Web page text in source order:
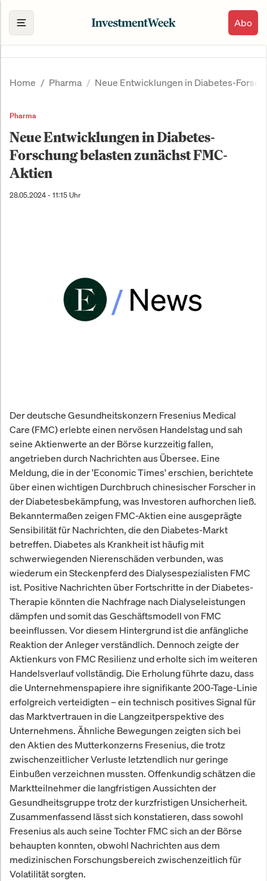
Abo
Home Pharma Neue Entwicklungen in Diabetes-
Pharma
Neue Entwicklungen in Diabetes-
Forschung belasten zunächst FMC-
Aktien
28.05.2024 - 11:15 Uhr
Der deutsche Gesundheitskonzern Fresenius Medical
Care (FMC) erlebte einen nervösen Handelstag und sah
seine Aktienwerte an der Börse kurzzeitig fallen,
angetrieben durch Nachrichten aus Übersee. Eine
Meldung, die in der 'Economic Times' erschien, berichtete
über einen wichtigen Durchbruch chinesischer Forscher in
der Diabetesbekämpfung, was Investoren aufhorchen ließ.
Bekanntermaßen zeigen FMC-Aktien eine ausgeprägte
Sensibilität für Nachrichten, die den Diabetes-Markt
betreffen. Diabetes als Krankheit ist häufig mit
schwerwiegenden Nierenschäden verbunden, was
wiederum ein Steckenpferd des Dialysespezialisten FMC
ist. Positive Nachrichten über Fortschritte in der Diabetes-
Therapie könnten die Nachfrage nach Dialyseleistungen
dämpfen und somit das Geschäftsmodell von FMC
beeinflussen. Vor diesem Hintergrund ist die anfängliche
Reaktion der Anleger verständlich. Dennoch zeigte der
Aktienkurs von FMC Resilienz und erholte sich im weiteren
Handelsverlauf vollständig. Die Erholung führte dazu, dass
die Unternehmenspapiere ihre signifikante 200-Tage-Linie
erfolgreich verteidigten – ein technisch positives Signal für
das Marktvertrauen in die Langzeitperspektive des
Unternehmens. Ähnliche Bewegungen zeigten sich bei
den Aktien des Mutterkonzerns Fresenius, die trotz
zwischenzeitlicher Verluste letztendlich nur geringe
Einbußen verzeichnen mussten. Offenkundig schätzen die
Marktteilnehmer die langfristigen Aussichten der
Gesundheitsgruppe trotz der kurzfristigen Unsicherheit.
Zusammenfassend lässt sich konstatieren, dass sowohl
Fresenius als auch seine Tochter FMC sich an der Börse
behaupten konnten, obwohl Nachrichten aus dem
medizinischen Forschungsbereich zwischenzeitlich für
Volatilität sorgten.